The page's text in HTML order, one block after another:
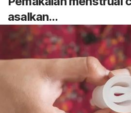
asalkan…